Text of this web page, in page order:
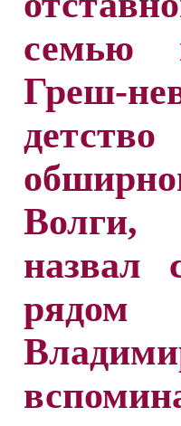
семью
Греш-
Волги,
назвал
рядом